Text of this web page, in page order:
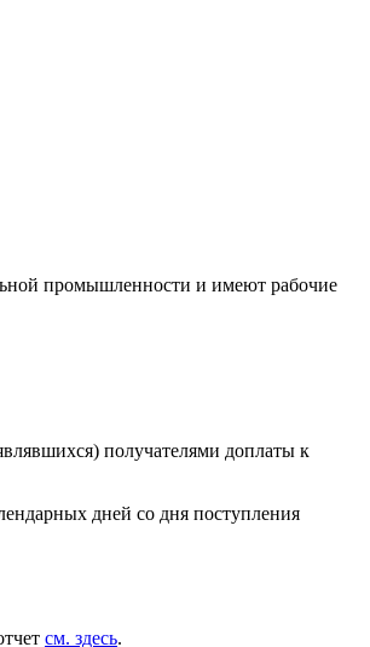
промышленности и имеют рабочие
получателями доплаты к
дней со дня поступления
см. здесь.